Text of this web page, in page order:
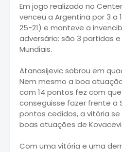
Em jogo realizado no
venceu a Argentina por 3 a
25-21) e manteve a
adversário: são 3 partidas
Mundiais.
Atanasijevic sobrou em
Nem mesmo a boa
com 14 pontos fez com
conseguisse fazer frente a
pontos cedidos, a vitória
boas atuações de
Com uma vitória e uma